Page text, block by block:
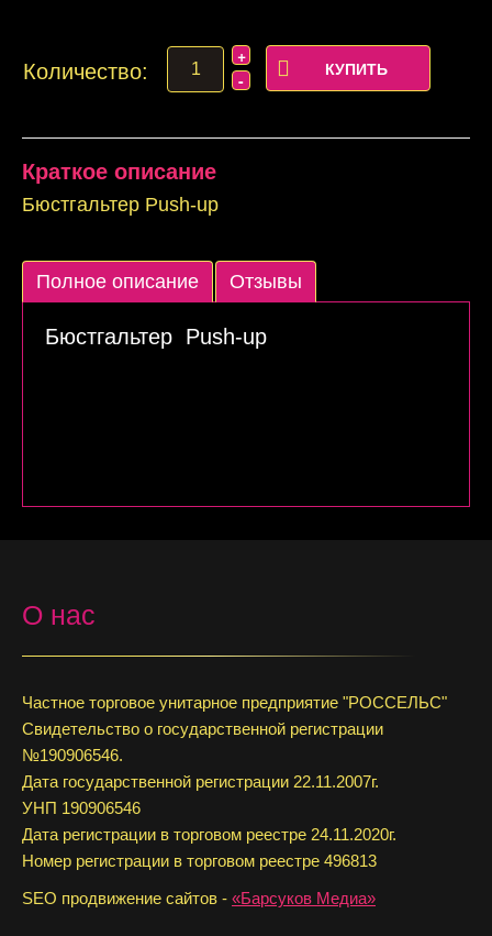
Количество:
Краткое описание
Бюстгальтер Push-up
Полное описание Отзывы
Бюстгальтер Push-up
О нас
Частное торговое унитарное предприятие "РОССЕЛЬС"
Свидетельство о государственной регистрации
№190906546.
Дата государственной регистрации 22.11.2007г.
УНП 190906546
Дата регистрации в торговом реестре 24.11.2020г.
Номер регистрации в торговом реестре 496813
SEO продвижение сайтов - «Барсуков Медиа»